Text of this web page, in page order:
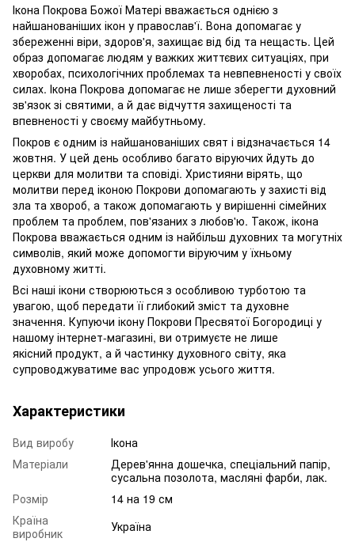
Ікона Покрова Божої Матері вважається однією з
найшанованіших ікон у православ'ї. Вона допомагає у
збереженні віри, здоров'я, захищає від бід та нещасть. Цей
образ допомагає людям у важких життєвих ситуаціях, при
хворобах, психологічних проблемах та невпевненості у своїх
силах. Ікона Покрова допомагає не лише зберегти духовний
зв'язок зі святими, а й дає відчуття захищеності та
впевненості у своєму майбутньому.
Покров є одним із найшанованіших свят і відзначається 14
жовтня. У цей день особливо багато віруючих йдуть до
церкви для молитви та сповіді. Християни вірять, що
молитви перед іконою Покрови допомагають у захисті від
зла та хвороб, а також допомагають у вирішенні сімейних
проблем та проблем, пов'язаних з любов'ю. Також, ікона
Покрова вважається одним із найбільш духовних та могутніх
символів, який може допомогти віруючим у їхньому
духовному житті.
Всі наші ікони створюються з особливою турботою та
увагою, щоб передати її глибокий зміст та духовне
значення. Купуючи ікону Покрови Пресвятої Богородиці у
нашому інтернет-магазині, ви отримуєте не лише
якісний продукт, а й частинку духовного світу, яка
супроводжуватиме вас упродовж усього життя.
Характеристики
Вид виробу
Ікона
Матеріали
Дерев'янна дошечка, спеціальний папір,
сусальна позолота, масляні фарби, лак.
Розмір
14 на 19 см
Країна
виробник
Україна